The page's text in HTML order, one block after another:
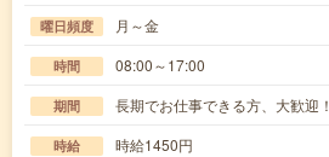
曜日頻度 月～金
時間 08:00～17:00
期間 長期でお仕事できる方、大歓迎！
時給 時給1450円